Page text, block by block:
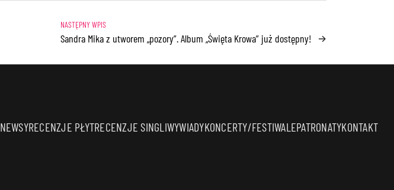
Sandra Mika z utworem „pozory”. Album „Święta Krowa” już dostępny! →
NEWSYRECENZJE PŁYTRECENZJE SINGLIWYWIADYKONCERTY/FESTIWALEPATRONATYKONTAKT